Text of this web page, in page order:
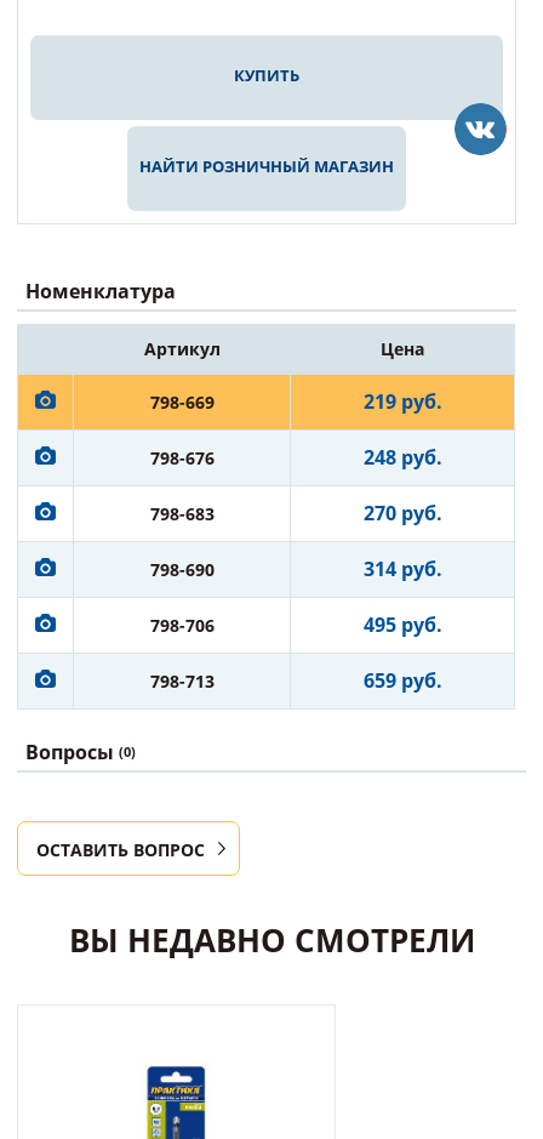
КУПИТЬ
НАЙТИ РОЗНИЧНЫЙ МАГАЗИН
Номенклатура
Артикул Цена
798-669 219 руб.
798-676 248 руб.
798-683 270 руб.
798-690 314 руб.
798-706 495 руб.
798-713 659 руб.
Вопросы (0)
ОСТАВИТЬ ВОПРОС
ВЫ НЕДАВНО СМОТРЕЛИ